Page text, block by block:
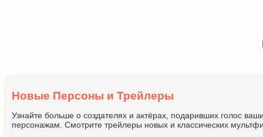
Новые Персоны и Трейлеры
Узнайте больше о создателях и актёрах, подаривших голос
персонажам. Смотрите трейлеры новых и классических